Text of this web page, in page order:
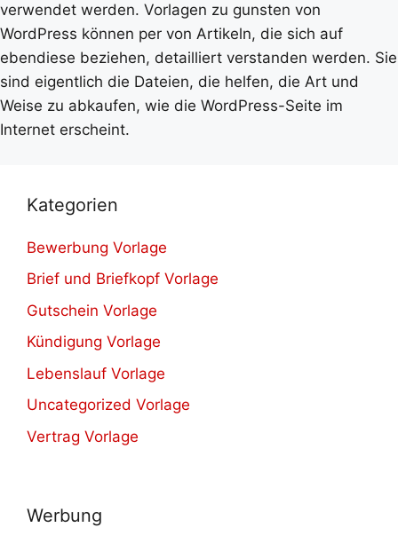
verwendet werden. Vorlagen zu gunsten von
WordPress können per von Artikeln, die sich auf
ebendiese beziehen, detailliert verstanden werden. Sie
sind eigentlich die Dateien, die helfen, die Art und
Weise zu abkaufen, wie die WordPress-Seite im
Internet erscheint.
Kategorien
Bewerbung Vorlage
Brief und Briefkopf Vorlage
Gutschein Vorlage
Kündigung Vorlage
Lebenslauf Vorlage
Uncategorized Vorlage
Vertrag Vorlage
Werbung